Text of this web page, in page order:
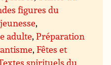
figures du
,
adulte,Préparation
,Fêtes et
spirituels du